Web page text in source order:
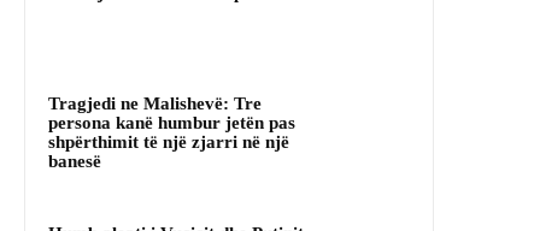
Tragjedi ne Malishevë: Tre
persona kanë humbur jetën pas
shpërthimit të një zjarri në një
banesë